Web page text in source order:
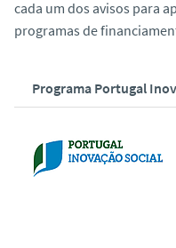
cada um dos avisos para
programas de
Programa Portugal